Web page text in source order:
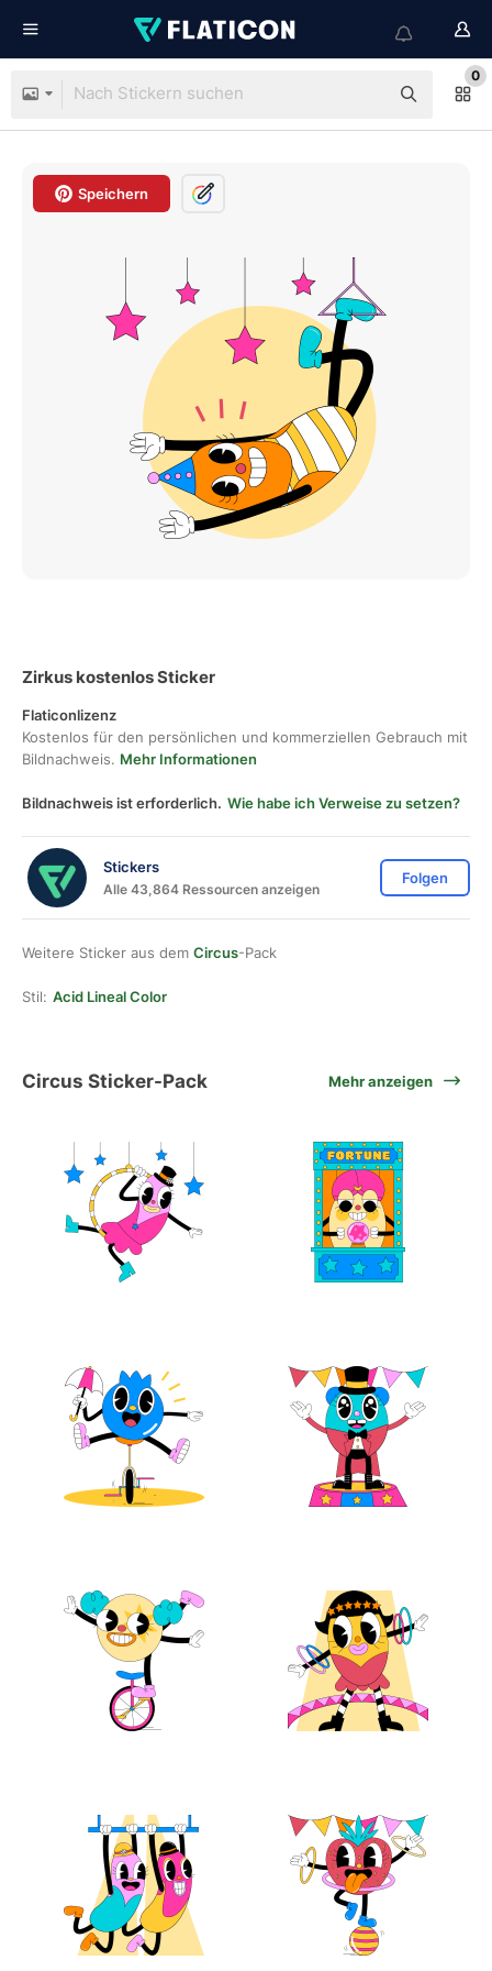
0
Speichern
Zirkus kostenlos Sticker
Flaticonlizenz
Kostenlos für den persönlichen und kommerziellen Gebrauch mit
Bildnachweis. Mehr Informationen
Bildnachweis ist erforderlich. Wie habe ich Verweise zu setzen?
Stickers
Alle 43,864 Ressourcen anzeigen
Folgen
Weitere Sticker aus dem Circus-Pack
Stil: Acid Lineal Color
Circus Sticker-Pack Mehr anzeigen